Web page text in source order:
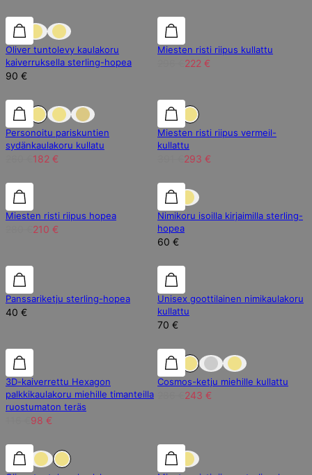
Oliver tuntolevy kaulakoru
kaiverruksella sterling-hopea
90 €
25% alennus
Miesten risti riipus kullattu
222 €
30% alennus 30% alennus
Personoitu pariskuntien
sydänkaulakoru kullatu
182 €
25% alennus
Miesten risti riipus vermeil-
kullattu
293 €
25% alennus 25% alennus
Miesten risti riipus hopea
210 €
Nimikoru isoilla kirjaimilla sterling-
hopea
60 €
Panssariketju sterling-hopea
40 €
Unisex goottilainen nimikaulakoru
kullattu
70 €
15% alennus
Paras isälle! 15% alennus
Paras isälle!
3D-kaiverrettu Hexagon
palkkikaulakoru miehille timanteilla
ruostumaton teräs
98 €
15% alennus
Cosmos-ketju miehille kullattu
243 €
25% alennus